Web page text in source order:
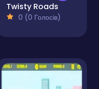
Twisty Roads
0 (0 Голосів)